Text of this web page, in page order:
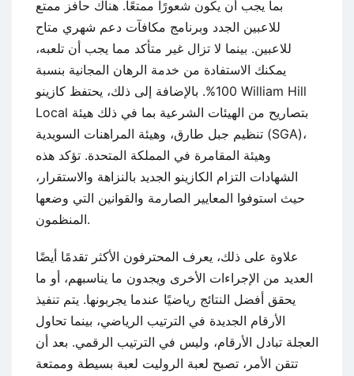
بما يجب أن يكون شعورًا ممتعًا. هناك حافز ممتع
للاعبين الجدد وبرنامج مكافآت دعم شهري متاح
للاعبين. بينما لا تزال غير متأكد مما يجب أن تلعبه،
يمكنك الاستفادة من خدمة الرهان المجانية بنسبة
100%. بالإضافة إلى ذلك، يحتفظ كازينو William Hill
Local بتصاريح من الهيئات الشرعية بما في ذلك هيئة
تنظيم جبل طارق، وهيئة المراهنات السويدية (SGA)،
وهيئة المقامرة في المملكة المتحدة. تؤكد هذه
الشهادات التزام الكازينو الجديد بالنزاهة والاستقرار،
حيث استوفوا المعايير الصارمة والقوانين التي وضعها
المنظمون.
علاوة على ذلك، يعرف المحترفون الأكثر تقدمًا أيضًا
العديد من الإجراءات الأخرى ويجدون ما يناسبهم، أو ما
يحقق أفضل النتائج رياضيًا عندما يجربونها. يتم تنفيذ
الأرقام الجديدة في الترتيب الرياضي، بينما تحاول
العجلة تبادل الأرقام، وليس في الترتيب الرقمي. بعد أن
تتقن الأمر، تصبح لعبة الروليت لعبة بسيطة وممتعة